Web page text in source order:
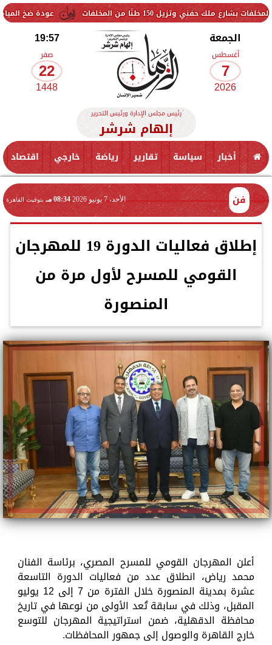
عودة ضخ المياه تدريجيًا 150 طنًا من المخلفات
الجمعة
أغسطس
7
2026
19:57
صفر
22
1448
رئيس مجلس الإدارة ورئيس التحرير
إلهام شرشر
أخبار سياسة تقارير رياضة خارجي اقتصاد
فن الأحد، 7 يونيو 2026 08:34 مـ بتوقيت القاهرة
إطلاق فعاليات الدورة 19 للمهرجان
القومي للمسرح لأول مرة من
المنصورة
أعلن المهرجان القومي للمسرح المصري، برئاسة الفنان
محمد رياض، انطلاق عدد من فعاليات الدورة التاسعة
عشرة بمدينة المنصورة خلال الفترة من 7 إلى 12 يوليو
المقبل، وذلك في سابقة تُعد الأولى من نوعها في تاريخ
محافظة الدقهلية، ضمن استراتيجية المهرجان للتوسع
خارج القاهرة والوصول إلى جمهور المحافظات.